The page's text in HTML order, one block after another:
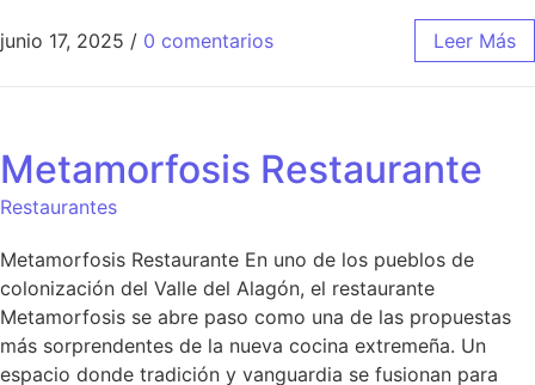
junio 17, 2025 / 0 comentarios Leer Más
Metamorfosis Restaurante
Restaurantes
Metamorfosis Restaurante En uno de los pueblos de
colonización del Valle del Alagón, el restaurante
Metamorfosis se abre paso como una de las propuestas
más sorprendentes de la nueva cocina extremeña. Un
espacio donde tradición y vanguardia se fusionan para